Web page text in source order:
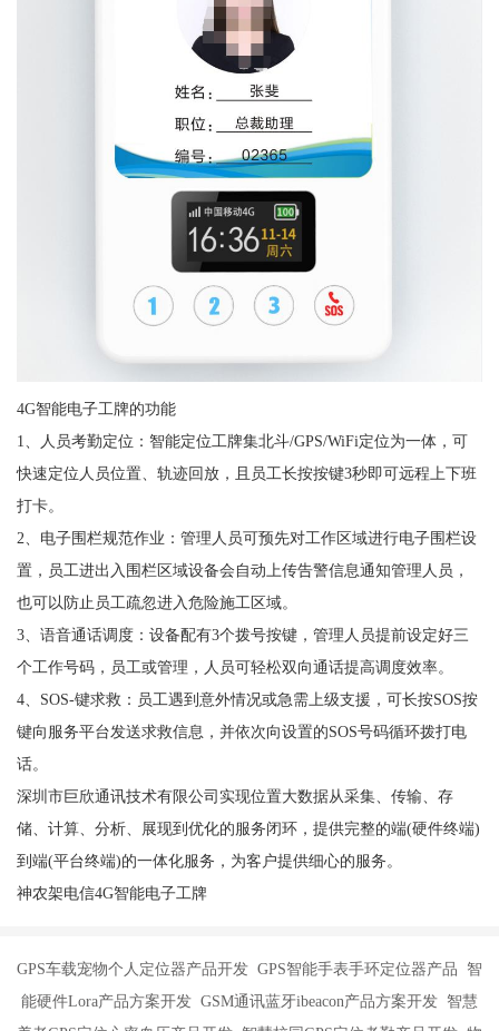
4G智能电子工牌的功能
1、人员考勤定位：智能定位工牌集北斗/GPS/WiFi定位为一体，可
快速定位人员位置、轨迹回放，且员工长按按键3秒即可远程上下班
打卡。
2、电子围栏规范作业：管理人员可预先对工作区域进行电子围栏设
置，员工进出入围栏区域设备会自动上传告警信息通知管理人员，
也可以防止员工疏忽进入危险施工区域。
3、语音通话调度：设备配有3个拨号按键，管理人员提前设定好三
个工作号码，员工或管理，人员可轻松双向通话提高调度效率。
4、SOS-键求救：员工遇到意外情况或急需上级支援，可长按SOS按
键向服务平台发送求救信息，并依次向设置的SOS号码循环拨打电
话。
深圳市巨欣通讯技术有限公司实现位置大数据从采集、传输、存
储、计算、分析、展现到优化的服务闭环，提供完整的端(硬件终端)
到端(平台终端)的一体化服务，为客户提供细心的服务。
神农架电信4G智能电子工牌
GPS车载宠物个人定位器产品开发 GPS智能手表手环定位器产品 智
能硬件Lora产品方案开发 GSM通讯蓝牙ibeacon产品方案开发 智慧